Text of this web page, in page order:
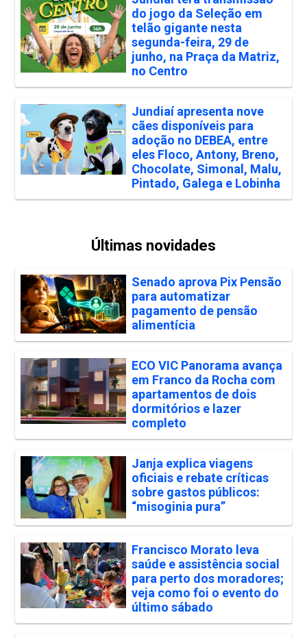
do jogo da Seleção em
telão gigante nesta
segunda-feira, 29 de
junho, na Praça da Matriz,
no Centro
Jundiaí apresenta nove
cães disponíveis para
adoção no DEBEA, entre
eles Floco, Antony, Breno,
Chocolate, Simonal, Malu,
Pintado, Galega e Lobinha
Últimas novidades
Senado aprova Pix Pensão
para automatizar
pagamento de pensão
alimentícia
ECO VIC Panorama avança
em Franco da Rocha com
apartamentos de dois
dormitórios e lazer
completo
Janja explica viagens
oficiais e rebate críticas
sobre gastos públicos:
“misoginia pura”
Francisco Morato leva
saúde e assistência social
para perto dos moradores;
veja como foi o evento do
último sábado